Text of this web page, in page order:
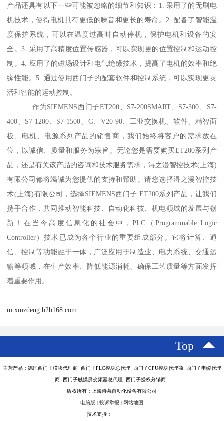
产品还具有以下一些可能被忽略的细节和知识：1. 采用了的无刷电
机技术，使得电机具有更低的噪音和更长的寿命。2. 配备了智能温
度保护系统，可以在温度过高时自动停机，保护电机和设备的安
全。3. 采用了高精度位置传感器，可以实现更的位置控制和运动控
制。4. 应用了的磁场设计和电气绝缘技术，提髙了电机的效率和绝
缘性能。5. 通过使用西门子的配套软件和控制系统，可以实现更灵
活和智能的运动控制。
作为SIEMENS西门子ET200、S7-200SMART、S7-300、S7-
400、S7-1200、S7-1500、G、V20-90、工业交换机、软件、精智面
板、电机、电源系列产品的销售商，我们始终将客户的需求放在
位，以诚信、质量和服务为宗旨。无论您是需要购买ET200系列产
品，还是有关该产品的咨询和技术服务需求，浔之漫智控技术(上海)
有限公司都将竭诚为您提供的支持和帮助。请您选择浔之漫智控技
术(上海)有限公司，选择SIEMENS西门子 ET200系列产品，让我们
携手合作，共同推动智能科技、自动化科技、机电领域的发展与创
新！在当今高度信息化的社会中，PLC（Programmable Logic
Controller）技术已成为各个行业的重要组成部分。它将计算、通
信、控制等功能融于一体，广泛应用于制造业、电力系统、交通运
输等领域，在生产效率、降低能源消耗、确保工艺质量等方面发挥
着重要作用。
m.xmzdeng.b2b168.com
Top
主营产品：德国西门子模块代理商 西门子PLC模块总代理 西门子CPU模块代理商 西门子电缆代理
商 西门子触摸屏变频器总代理 西门子授权分销商
版权所有：上海诗幕自动化设备有限公司
电脑版 | 投诉举报 | 网站地图
技术支持：